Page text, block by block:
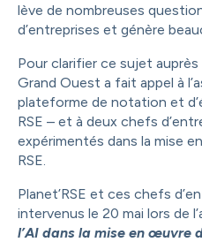
lève de nombreuses
d’entreprises et génère
Pour clarifier ce sujet
Grand Ouest a fait appel à
plateforme de notation et
RSE – et à deux chefs
expérimentés dans la mise
RSE.
Planet’RSE et ces chefs
intervenus le 20 mai lors de
l’AI dans la mise en œuvre